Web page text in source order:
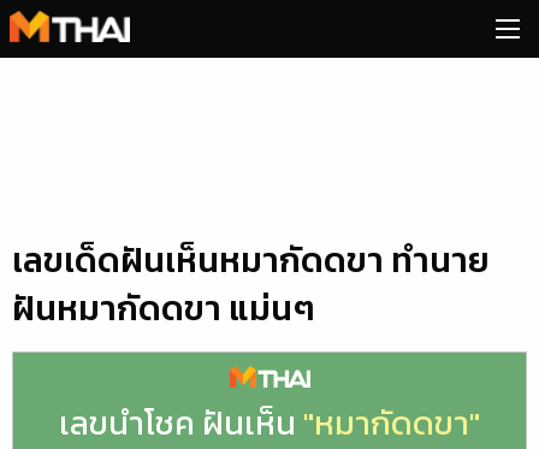
Skip
to
เลขเด็ดฝันเห็นหมากัดดขา ทำนาย
ฝันหมากัดดขา แม่นๆ
เลขนำโชค ฝันเห็น "หมากัดดขา"